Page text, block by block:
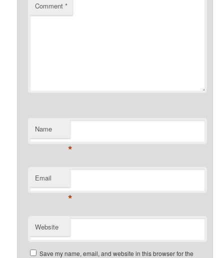
Comment*
Name
*
Email
*
Website
Save my name, email, and website in this browser for the